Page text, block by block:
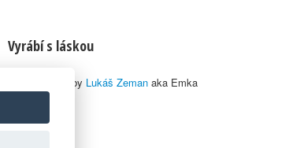
Vyrábí s láskou
© 2010–2026 by Lukáš Zeman aka Emka